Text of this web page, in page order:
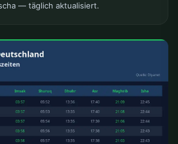
— täglich aktualisiert.